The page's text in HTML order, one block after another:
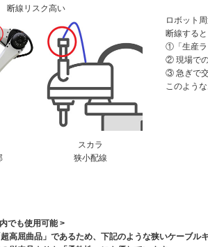
断線リスク高い
スカラ
狭小配線
ロボット
断線すると
①「生産ラ
② 現場で
③ 急ぎで
このよう
でも使用可能 >
屈曲品」であるため、下記のような狭いケーブル